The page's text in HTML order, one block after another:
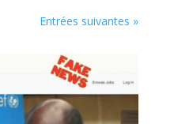
Entrées suivantes »